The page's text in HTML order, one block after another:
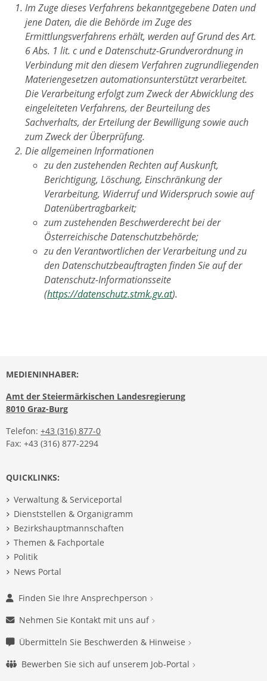
Im Zuge dieses Verfahrens bekanntgegebene Daten und
jene Daten, die die Behörde im Zuge des
Ermittlungsverfahrens erhält, werden auf Grund des Art.
6 Abs. 1 lit. c und e Datenschutz-Grundverordnung in
Verbindung mit den diesem Verfahren zugrundliegenden
Materiengesetzen automationsunterstützt verarbeitet.
Die Verarbeitung erfolgt zum Zweck der Abwicklung des
eingeleiteten Verfahrens, der Beurteilung des
Sachverhalts, der Erteilung der Bewilligung sowie auch
zum Zweck der Überprüfung.
Die allgemeinen Informationen
zu den zustehenden Rechten auf Auskunft,
Berichtigung, Löschung, Einschränkung der
Verarbeitung, Widerruf und Widerspruch sowie auf
Datenübertragbarkeit;
zum zustehenden Beschwerderecht bei der
Österreichische Datenschutzbehörde;
zu den Verantwortlichen der Verarbeitung und zu
den Datenschutzbeauftragten finden Sie auf der
Datenschutz-Informationsseite
(https://datenschutz.stmk.gv.at).
MEDIENINHABER:
Amt der Steiermärkischen Landesregierung
8010 Graz-Burg
Telefon: +43 (316) 877-0
Fax: +43 (316) 877-2294
QUICKLINKS:
Verwaltung & Serviceportal
Dienststellen & Organigramm
Bezirkshauptmannschaften
Themen & Fachportale
Politik
News Portal
Finden Sie Ihre Ansprechperson
Nehmen Sie Kontakt mit uns auf
Übermitteln Sie Beschwerden & Hinweise
Bewerben Sie sich auf unserem Job-Portal